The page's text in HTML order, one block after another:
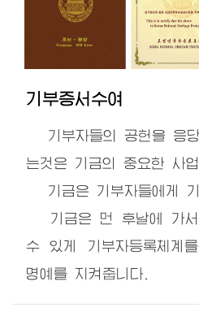
기부증서수여
기부자들의 공헌을 응
는것은 기금의 중요한 사업
기금은 기부자들에게 기
기금은 먼 후날에 가서
수 있게 기부자등록체계
명예를 지켜줍니다.